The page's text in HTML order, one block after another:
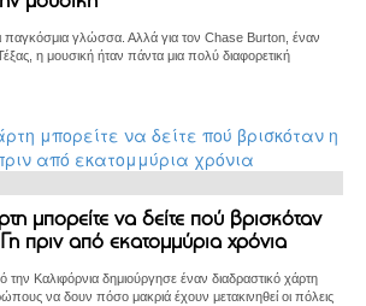
παγκόσμια γλώσσα. Αλλά για τον Chase Burton, έναν
η μουσική ήταν πάντα μια πολύ διαφορετική
μπορείτε να δείτε πού βρισκόταν
πριν από εκατομμύρια χρόνια
Καλιφόρνια δημιούργησε έναν διαδραστικό χάρτη
να δουν πόσο μακριά έχουν μετακινηθεί οι πόλεις